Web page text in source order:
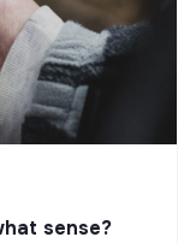
sense?